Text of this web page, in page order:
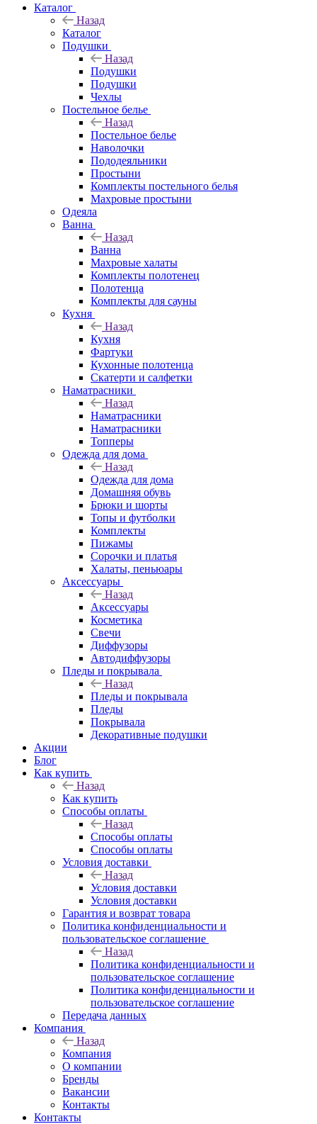
Каталог
Назад
Каталог
Подушки
Назад
Подушки
Подушки
Чехлы
Постельное белье
Назад
Постельное белье
Наволочки
Пододеяльники
Простыни
Комплекты постельного белья
Махровые простыни
Одеяла
Ванна
Назад
Ванна
Махровые халаты
Комплекты полотенец
Полотенца
Комплекты для сауны
Кухня
Назад
Кухня
Фартуки
Кухонные полотенца
Скатерти и салфетки
Наматрасники
Назад
Наматрасники
Наматрасники
Топперы
Одежда для дома
Назад
Одежда для дома
Домашняя обувь
Брюки и шорты
Топы и футболки
Комплекты
Пижамы
Сорочки и платья
Халаты, пеньюары
Аксессуары
Назад
Аксессуары
Косметика
Свечи
Диффузоры
Автодиффузоры
Пледы и покрывала
Назад
Пледы и покрывала
Пледы
Покрывала
Декоративные подушки
Акции
Блог
Как купить
Назад
Как купить
Способы оплаты
Назад
Способы оплаты
Способы оплаты
Условия доставки
Назад
Условия доставки
Условия доставки
Гарантия и возврат товара
Политика конфиденциальности и
пользовательское соглашение
Назад
Политика конфиденциальности и
пользовательское соглашение
Политика конфиденциальности и
пользовательское соглашение
Передача данных
Компания
Назад
Компания
О компании
Бренды
Вакансии
Контакты
Контакты